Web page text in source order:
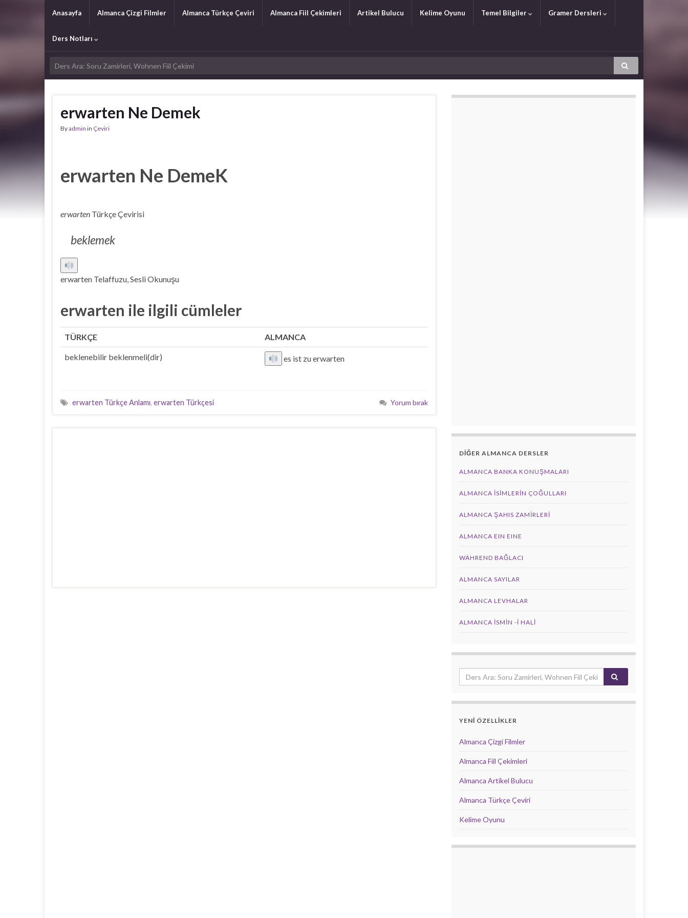
Anasayfa Almanca Çizgi Filmler Almanca Türkçe Çeviri Almanca Fiil Çekimleri Artikel Bulucu Kelime Oyunu Temel Bilgiler Gramer Dersleri
Ders Notları
erwarten Ne Demek
Byadmin in Çeviri
erwarten Ne DemeK
erwarten Türkçe Çevirisi
beklemek
erwarten Telaffuzu, Sesli Okunuşu
erwarten ile ilgili cümleler
TÜRKÇE ALMANCA
beklenebilir beklenmeli(dir) es ist zu erwarten
erwarten Türkçe Anlamı, erwarten Türkçesi Yorum bırak
DİĞER ALMANCA DERSLER
ALMANCA BANKA KONUŞMALARI
ALMANCA İSIMLERIN ÇOĞULLARI
ALMANCA ŞAHIS ZAMIRLERI
ALMANCA EIN EINE
WÄHREND BAĞLACI
ALMANCA SAYILAR
ALMANCA LEVHALAR
ALMANCA İSMIN -I HALI
YENİ ÖZELLİKLER
Almanca Çizgi Filmler
Almanca Fiil Çekimleri
Almanca Artikel Bulucu
Almanca Türkçe Çeviri
Kelime Oyunu